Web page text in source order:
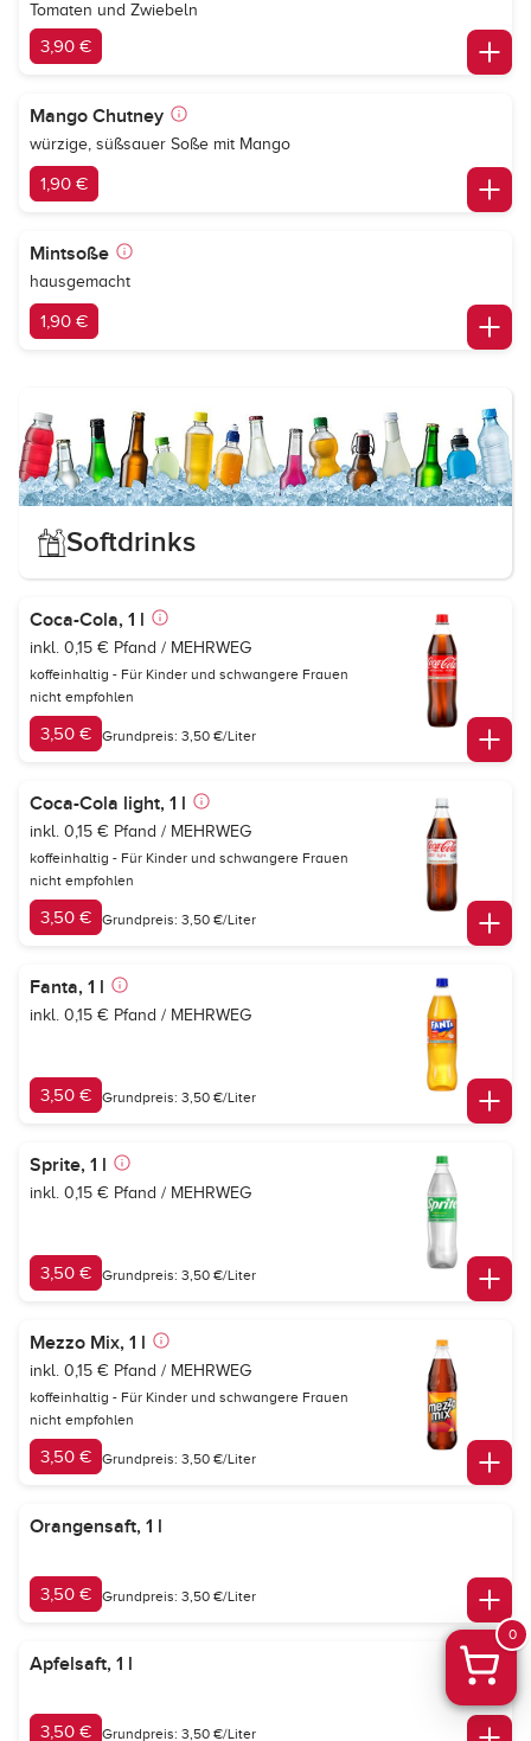
Tomaten und Zwiebeln
3,90 €
Mango Chutney
würzige, süßsauer Soße mit Mango
1,90 €
Mintsoße
hausgemacht
1,90 €
Softdrinks
Coca-Cola, 1 l
inkl. 0,15 € Pfand / MEHRWEG
koffeinhaltig - Für Kinder und schwangere Frauen
nicht empfohlen
3,50 € Grundpreis: 3,50 €/Liter
Coca-Cola light, 1 l
inkl. 0,15 € Pfand / MEHRWEG
koffeinhaltig - Für Kinder und schwangere Frauen
nicht empfohlen
3,50 € Grundpreis: 3,50 €/Liter
Fanta, 1 l
inkl. 0,15 € Pfand / MEHRWEG
3,50 € Grundpreis: 3,50 €/Liter
Sprite, 1 l
inkl. 0,15 € Pfand / MEHRWEG
3,50 € Grundpreis: 3,50 €/Liter
Mezzo Mix, 1 l
inkl. 0,15 € Pfand / MEHRWEG
koffeinhaltig - Für Kinder und schwangere Frauen
nicht empfohlen
3,50 € Grundpreis: 3,50 €/Liter
Orangensaft, 1 l
3,50 € Grundpreis: 3,50 €/Liter
Apfelsaft, 1 l
3,50 € Grundpreis: 3,50 €/Liter
0